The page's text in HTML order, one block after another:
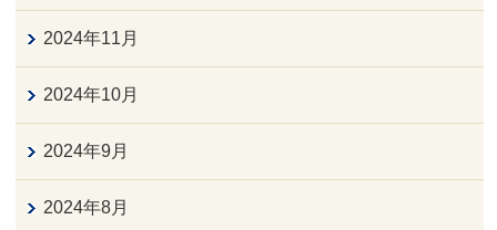
2024年11月
2024年10月
2024年9月
2024年8月